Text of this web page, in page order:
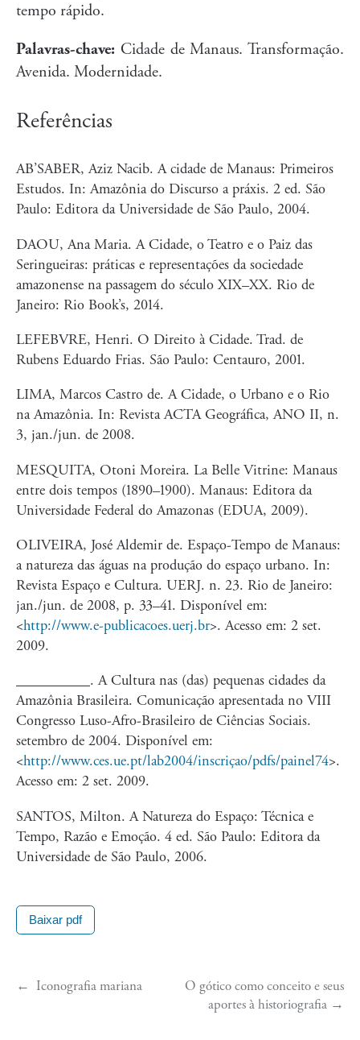
tempo rápido.
Palavras-chave: Cidade de Manaus. Transformação.
Avenida. Modernidade.
Referências
AB’SABER, Aziz Nacib. A cidade de Manaus: Primeiros
Estudos. In: Amazônia do Discurso a práxis. 2 ed. São
Paulo: Editora da Universidade de São Paulo, 2004.
DAOU, Ana Maria. A Cidade, o Teatro e o Paiz das
Seringueiras: práticas e representações da sociedade
amazonense na passagem do século XIX–XX. Rio de
Janeiro: Rio Book’s, 2014.
LEFEBVRE, Henri. O Direito à Cidade. Trad. de
Rubens Eduardo Frias. São Paulo: Centauro, 2001.
LIMA, Marcos Castro de. A Cidade, o Urbano e o Rio
na Amazônia. In: Revista ACTA Geográfica, ANO II, n.
3, jan./jun. de 2008.
MESQUITA, Otoni Moreira. La Belle Vitrine: Manaus
entre dois tempos (1890–1900). Manaus: Editora da
Universidade Federal do Amazonas (EDUA, 2009).
OLIVEIRA, José Aldemir de. Espaço-Tempo de Manaus:
a natureza das águas na produção do espaço urbano. In:
Revista Espaço e Cultura. UERJ. n. 23. Rio de Janeiro:
jan./jun. de 2008, p. 33–41. Disponível em:
<http://www.e-publicacoes.uerj.br>. Acesso em: 2 set.
2009.
OLIVEIRA, José Aldemir
. A Cultura nas (das) pequenas cidades da
Amazônia Brasileira. Comunicação apresentada no VIII
Congresso Luso-Afro-Brasileiro de Ciências Sociais.
setembro de 2004. Disponível em:
<http://www.ces.ue.pt/lab2004/inscriçao/pdfs/painel74>.
Acesso em: 2 set. 2009.
SANTOS, Milton. A Natureza do Espaço: Técnica e
Tempo, Razão e Emoção. 4 ed. São Paulo: Editora da
Universidade de São Paulo, 2006.
Baixar pdf
← Iconografia mariana
O gótico como conceito e seus
aportes à historiografia →